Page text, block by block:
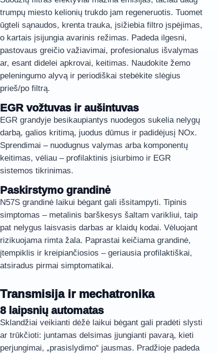
trumpų miesto kelionių trukdo jam regeneruotis. Tuomet
ūgteli sąnaudos, krenta trauka, įsižiebia filtro įspėjimas,
o kartais įsijungia avarinis režimas. Padeda ilgesni,
pastovaus greičio važiavimai, profesionalus išvalymas
ar, esant didelei apkrovai, keitimas. Naudokite žemo
peleningumo alyvą ir periodiškai stebėkite slėgius
prieš/po filtrą.
EGR vožtuvas ir aušintuvas
EGR grandyje besikaupiantys nuodegos sukelia nelygų
darbą, galios kritimą, juodus dūmus ir padidėjusį NOx.
Sprendimai – nuodugnus valymas arba komponentų
keitimas, vėliau – profilaktinis įsiurbimo ir EGR
sistemos tikrinimas.
Paskirstymo grandinė
N57S grandinė laikui bėgant gali išsitampyti. Tipinis
simptomas – metalinis barškesys šaltam varikliui, taip
pat nelygus laisvasis darbas ar klaidų kodai. Vėluojant
rizikuojama rimta žala. Paprastai keičiama grandinė,
įtempiklis ir kreipiančiosios – geriausia profilaktiškai,
atsiradus pirmai simptomatikai.
Transmisija ir mechatronika
8 laipsnių automatas
Sklandžiai veikianti dėžė laikui bėgant gali pradėti slysti
ar trūkčioti: juntamas delsimas įjungianti pavarą, kieti
perjungimai, „prasislydimo“ jausmas. Pradžioje padeda